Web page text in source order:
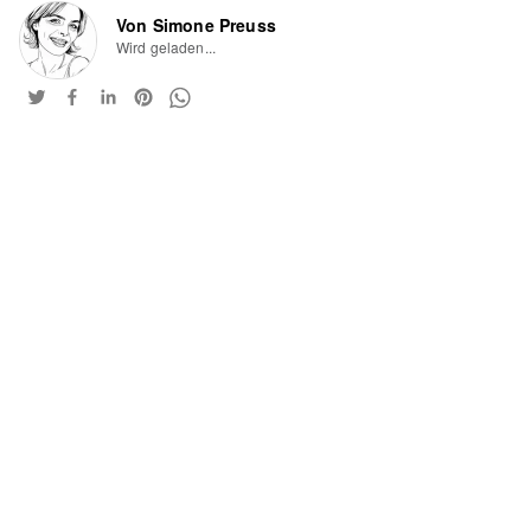
Von Simone Preuss
Wird geladen...